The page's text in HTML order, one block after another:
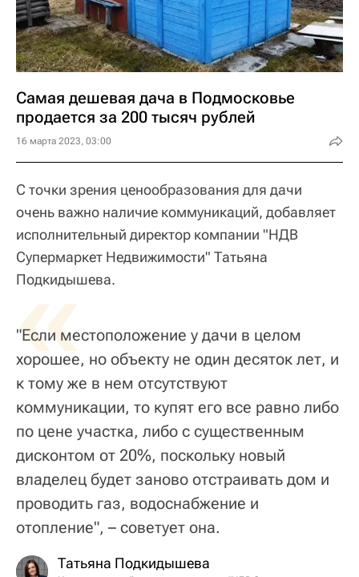
Самая дешевая дача в Подмосковье
продается за 200 тысяч рублей
16 марта 2023, 03:00
С точки зрения ценообразования для дачи
очень важно наличие коммуникаций, добавляет
исполнительный директор компании "НДВ
Супермаркет Недвижимости" Татьяна
Подкидышева.
«
"Если местоположение у дачи в целом
хорошее, но объекту не один десяток лет, и
к тому же в нем отсутствуют
коммуникации, то купят его все равно либо
по цене участка, либо с существенным
дисконтом от 20%, поскольку новый
владелец будет заново отстраивать дом и
проводить газ, водоснабжение и
отопление", – советует она.
Татьяна Подкидышева